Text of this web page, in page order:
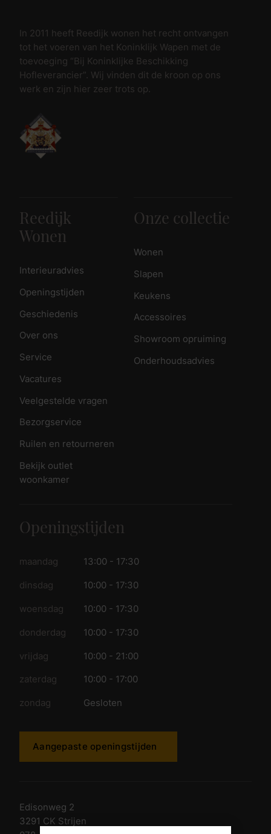
In 2011 heeft Reedijk wonen het recht ontvangen
tot het voeren van het Koninklijk Wapen met de
toevoeging “Bij Koninklijke Beschikking
Hofleverancier”. Wij vinden dit de kroon op ons
werk en zijn hier zeer trots op.
Reedijk
Wonen
Interieuradvies
Openingstijden
Geschiedenis
Over ons
Service
Vacatures
Veelgestelde vragen
Bezorgservice
Ruilen en retourneren
Bekijk outlet
woonkamer
Onze collectie
Wonen
Slapen
Keukens
Accessoires
Showroom opruiming
Onderhoudsadvies
Openingstijden
maandag 13:00 - 17:30
dinsdag 10:00 - 17:30
woensdag 10:00 - 17:30
donderdag 10:00 - 17:30
vrijdag 10:00 - 21:00
zaterdag 10:00 - 17:00
zondag Gesloten
Aangepaste openingstijden
Edisonweg 2
3291 CK Strijen